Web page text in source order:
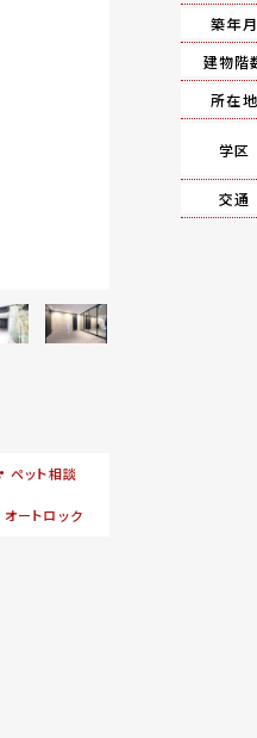
ペット相談
オートロック
築年月
建物階
所在地
学区
交通